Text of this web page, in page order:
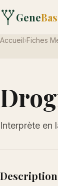
Gene
Accueil›Fiches
Interprète en